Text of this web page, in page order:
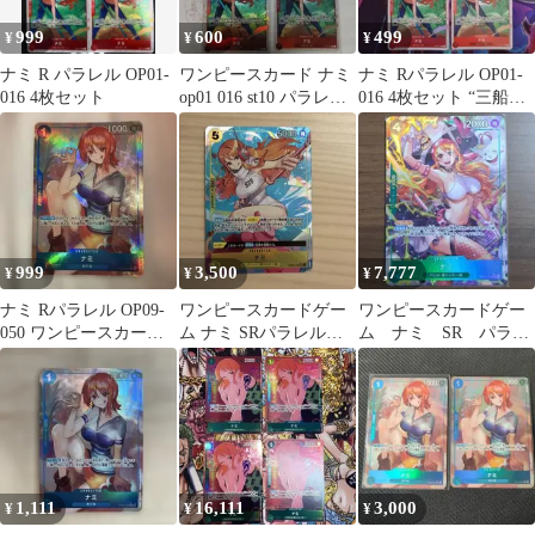
¥999
ナミ R パラレル OP01-
016 4枚セット
¥600
ワンピースカード ナミ
op01 016 st10 パラレル
4枚セット
¥499
ナミ Rパラレル OP01-
016 4枚セット “三船
長”集結(ホイル仕様)
¥999
ナミ Rパラレル OP09-
050 ワンピースカード
ゲーム
¥3,500
ワンピースカードゲー
ム ナミ SRパラレル
OP08-106
¥7,777
ワンピースカードゲー
ム ナミ SR パラレ
ルレア ②
¥ 1,111 ¥16,111 ¥3,000